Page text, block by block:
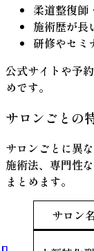
柔道整復師
施術歴が長
研修やセミ
公式サイトや予
めです。
サロンごとの
サロンごとに異
施術法、専門性
まとめます。
サロン